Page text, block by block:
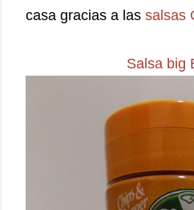
casa gracias a las salsas
Salsa big